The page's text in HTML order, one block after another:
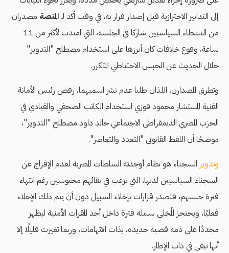
إلى التدابير الاحترازية قبل إصدار قرار به، في وقت أكد لـ المنصة مصدران
من النشطاء السياسيين شاركا في الجلسة، التي امتدت لأكثر من 11
ساعة، وقوع خلافات كان أبرزها على استخدام مصطلح "التدوير"
خلال الحديث عن الحبس الاحتياطي المتكرر.
وتطرق المصدارن، اللذان طلبا عدم نشر اسميهما، رفض رئيس الأمانة
الفنية المستشار محمود فوزي استخدام الكاتب الصحفي والقيادي في
الحزب المصري الديمقراطي الاجتماعي خالد داود مصطلح "التدوير"،
موضحًا أن اللفظ القانوني "التعدد والتعاصر".
وتدوير السجناء هو نظام أوجدته السلطات المصرية لعدم الإفراج عن
السجناء السياسيين لديها، التي ترغب في بقائهم محبوسين رغم انتهاء
فترة حبسهم، فتصدر قرارات بإخلاء السبيل دون أن يتم ذلك الإخلاء
فعليًا، ويحتجز المُخلى سبيله فترة داخل أحد المقرات الأمنية ليظهر
مجددًا على ذمة قضية جديدة، بذات الاتهامات، وربما تغيرت قليلًا إلا
أنها تبقى في ذات الإطار.